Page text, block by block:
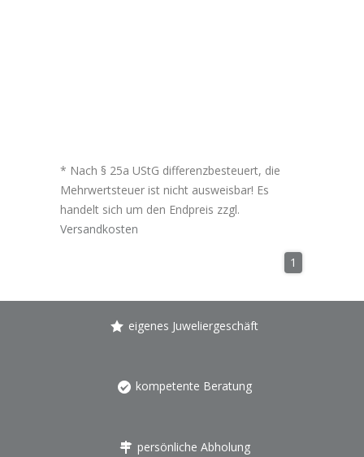
* Nach § 25a UStG differenzbesteuert, die
Mehrwertsteuer ist nicht ausweisbar! Es
handelt sich um den Endpreis zzgl.
Versandkosten
1
eigenes Juweliergeschäft
kompetente Beratung
persönliche Abholung